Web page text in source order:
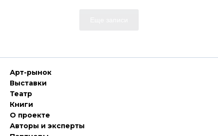
Арт-рынок
Выставки
Театр
Книги
О проекте
Авторы и эксперты